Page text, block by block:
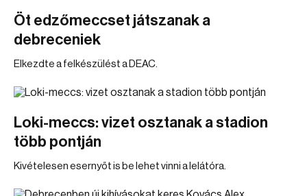
Öt edzőmeccset játszanak a
debreceniek
Elkezdte a felkészülést a DEAC.
Loki-meccs: vizet osztanak a stadion
több pontján
Kivételesen esernyőt is be lehet vinni a lelátóra.